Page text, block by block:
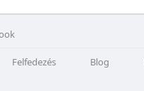
Felfedezés Blog